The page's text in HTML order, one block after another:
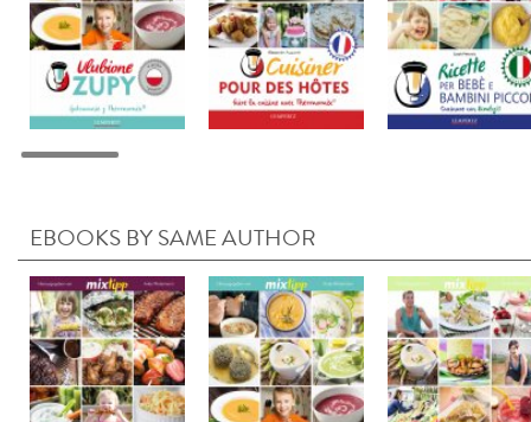
EBOOKS BY SAME AUTHOR